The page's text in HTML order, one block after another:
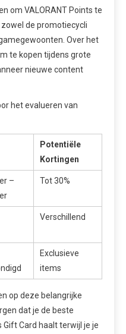
om VALORANT Points te
de promotiecycli
Over het
te kopen tijdens grote
nieuwe content
het evalueren van
Potentiële
Kortingen
–
Tot 30%
Verschillend
Exclusieve
items
op deze belangrijke
dat je de beste
Gift Card haalt terwijl je je